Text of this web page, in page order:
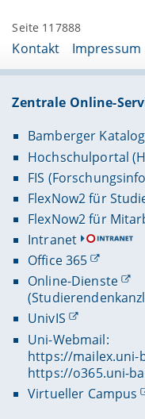
Seite 117888
Kontakt Impressum
Zentrale Online-
Bamberger
Hochschulportal
FIS
FlexNow2 für
FlexNow2 für
Intranet
Office 365
Online-Dienste
UnivIS
Uni-Webmail:
https://mailex.uni-
https://o365.uni-
Virtueller Campus